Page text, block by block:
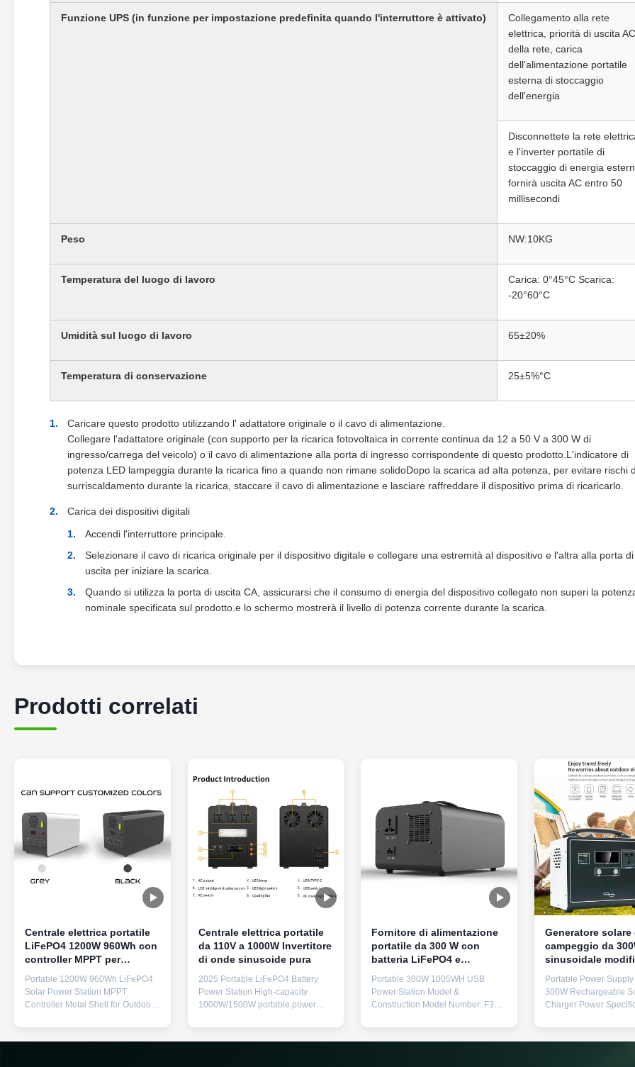
Funzione UPS (in funzione per impostazione predefinita quando l'interruttore è attivato)
Collegamento alla rete
elettrica, priorità di uscita AC
della rete, carica
dell'alimentazione portatile
esterna di stoccaggio
dell'energia
Disconnettete la rete
e l'inverter portatile di
stoccaggio di energia
fornirà uscita AC entro 50
millisecondi
Peso NW:10KG
Temperatura del luogo di lavoro
Carica: 0°45°C Scarica:
-20°60°C
Umidità sul luogo di lavoro 65±20%
Temperatura di conservazione 25±5%°C
Caricare questo prodotto utilizzando l' adattatore originale o il cavo di alimentazione.
Collegare l'adattatore originale (con supporto per la ricarica fotovoltaica in corrente continua da 12 a 50 V a 300 W di
ingresso/carrega del veicolo) o il cavo di alimentazione alla porta di ingresso corrispondente di questo prodotto.L'indicatore di
potenza LED lampeggia durante la ricarica fino a quando non rimane solidoDopo la scarica ad alta potenza, per evitare rischi
surriscaldamento durante la ricarica, staccare il cavo di alimentazione e lasciare raffreddare il dispositivo prima di ricaricarlo.
Carica dei dispositivi digitali
Accendi l'interruttore principale.
Selezionare il cavo di ricarica originale per il dispositivo digitale e collegare una estremità al dispositivo e l'altra alla porta di
uscita per iniziare la scarica.
Quando si utilizza la porta di uscita CA, assicurarsi che il consumo di energia del dispositivo collegato non superi la
nominale specificata sul prodotto.e lo schermo mostrerà il livello di potenza corrente durante la scarica.
Prodotti correlati
Centrale elettrica portatile
LiFePO4 1200W 960Wh con
controller MPPT per
accumulo di energia
Portable 1200W 960Wh LiFePO4
Solar Power Station MPPT
Controller Metal Shell for Outdoor
Storage Product Specifications
Product Name Portable Energy
Centrale elettrica portatile
da 110V a 1000W Invertitore
di onde sinusoide pura
2025 Portable LiFePO4 Battery
Power Station High-capacity
1000W/1500W portable power
output, featuring 3 AC outlets and
universal plug compatibility for
Fornitore di alimentazione
portatile da 300 W con
batteria LiFePO4 e
regolatore MPPT per la
ricarica solare
Portable 300W 1005WH USB
Power Station Model &
Construction Model Number: F35
Physical Specifications Weight: 9.5
kg Dimensions: 294mm × 130mm
Generatore solare
campeggio da
sinusoidale
backup di
emergenza
Portable Power
300W Rechargeable
Charger Power
600W Output Voltage
50Hz/110V 60Hz × 1